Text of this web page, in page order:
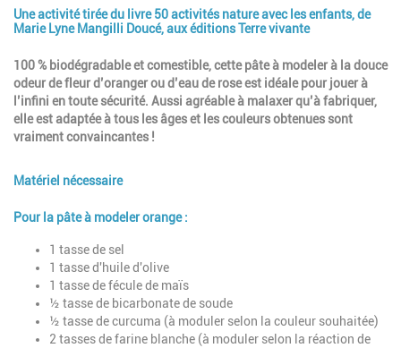
Paragraphes
Une activité tirée du livre 50 activités nature avec les enfants, de
Marie Lyne Mangilli Doucé, aux éditions Terre vivante
Description
100 % biodégradable et comestible, cette pâte à modeler à la douce
odeur de fleur d’oranger ou d’eau de rose est idéale pour jouer à
l’infini en toute sécurité. Aussi agréable à malaxer qu’à fabriquer,
elle est adaptée à tous les âges et les couleurs obtenues sont
vraiment convaincantes !
Matériel nécessaire
Description
Pour la pâte à modeler orange :
1 tasse de sel
1 tasse d'huile d'olive
1 tasse de fécule de maïs
½ tasse de bicarbonate de soude
½ tasse de curcuma (à moduler selon la couleur souhaitée)
2 tasses de farine blanche (à moduler selon la réaction de